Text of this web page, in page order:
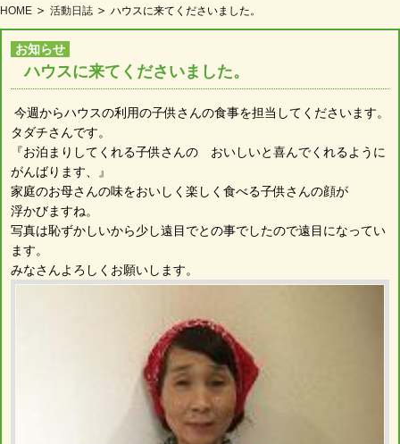
HOME 活動日誌 ハウスに来てくださいました。
お知らせ
ハウスに来てくださいました。
今週からハウスの利用の子供さんの食事を担当してくださいます。
タダチさんです。
『お泊まりしてくれる子供さんの おいしいと喜んでくれるように
がんばります、』
家庭のお母さんの味をおいしく楽しく食べる子供さんの顔が
浮かびますね。
写真は恥ずかしいから少し遠目でとの事でしたので遠目になってい
ます。
みなさんよろしくお願いします。